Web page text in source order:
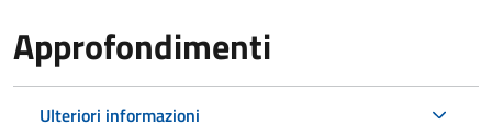
Approfondimenti
Ulteriori informazioni